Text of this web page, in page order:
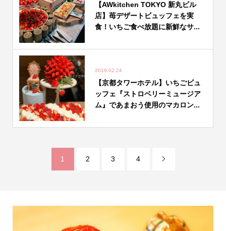
【AWkitchen TOKYO 新丸ビル
店】苺デザートビュッフェを実
食！いちご食べ放題に新鮮なサ...
2019.02.24
【京都タワーホテル】いちごビュ
ッフェ『ストロベリーミュージア
ム』であまおう使用のマカロン...
1 2 3 4 